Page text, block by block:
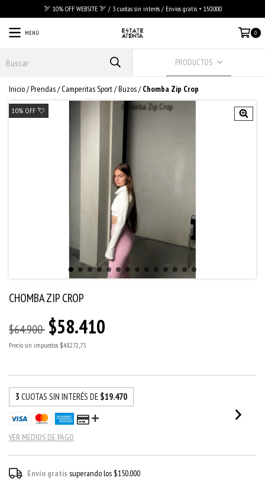
🏹 10% OFF WEBSITE 🏹 / 3 cuotas sin interés / Envios gratis + 150.000
MENÚ 0
PRODUCTOS
Inicio/Prendas/ Camperitas Sport / Buzos/ Chomba Zip Crop
10% OFF 💘
CHOMBA ZIP CROP
$64.900 $58.410
Precio sin impuestos $48.272,73
3 CUOTAS SIN INTERÉS DE $19.470
VER MEDIOS DE PAGO
Envío gratissuperando los $150.000